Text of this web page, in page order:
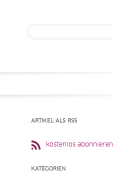
ARTIKEL ALS RSS
kostenlos abonnieren
KATEGORIEN